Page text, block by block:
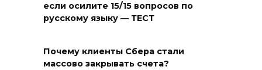
если осилите 15/15 вопросов по
русскому языку — ТЕСТ
Почему клиенты Сбера стали
массово закрывать счета?